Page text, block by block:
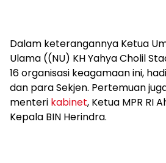
Dalam keterangannya Ketua
Ulama ((NU) KH Yahya Cholil
16 organisasi keagamaan ini,
dan para Sekjen. Pertemuan
menteri kabinet, Ketua MPR RI
Kepala BIN Herindra.